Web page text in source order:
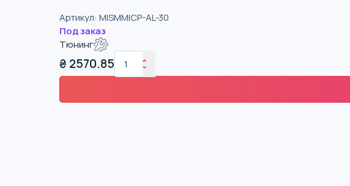
Артикул: MISMMICP-AL-30
Под заказ
Тюнинг
₴ 2570.85